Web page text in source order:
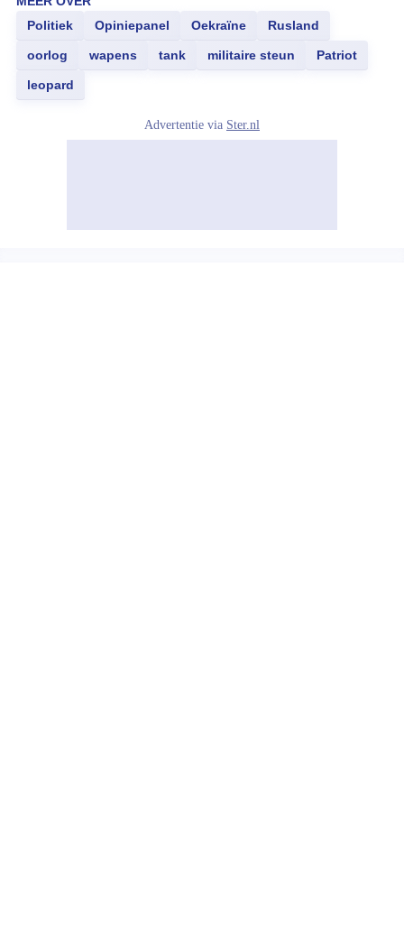
Politiek
Opiniepanel Oekraïne Rusland
oorlog wapens tank militaire steun Patriot
leopard
Advertentie via Ster.nl